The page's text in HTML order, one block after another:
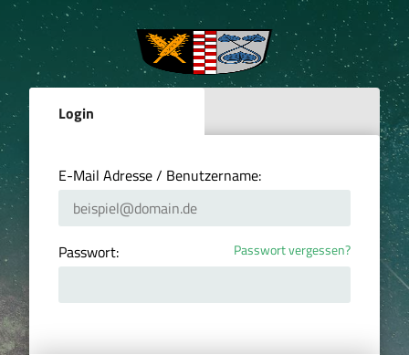
Login
E-Mail Adresse / Benutzername:
Passwort: Passwort vergessen?